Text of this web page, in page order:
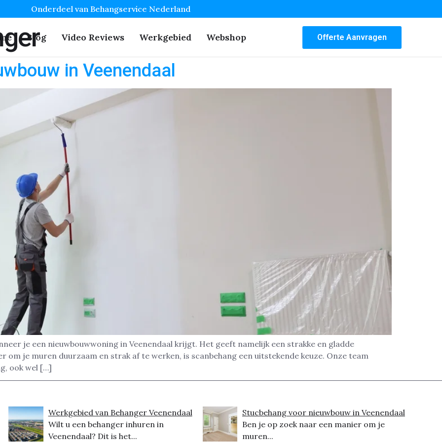
Onderdeel van Behangservice Nederland
Blog Video Reviews Werkgebied Webshop Offerte Aanvragen
in Veenendaal
je een nieuwbouwwoning in Veenendaal krijgt. Het geeft namelijk een strakke en gladde
om je muren duurzaam en strak af te werken, is scanbehang een uitstekende keuze. Onze team
ook wel […]
Werkgebied van Behanger Veenendaal
Wilt u een behanger inhuren in
Veenendaal? Dit is het...
Stucbehang voor nieuwbouw in Veenendaal
Ben je op zoek naar een manier om je
muren...